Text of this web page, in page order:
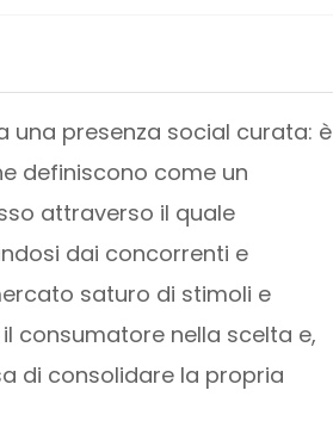
una presenza social curata: è
definiscono come un
attraverso il quale
dai concorrenti e
saturo di stimoli e
consumatore nella scelta e,
di consolidare la propria